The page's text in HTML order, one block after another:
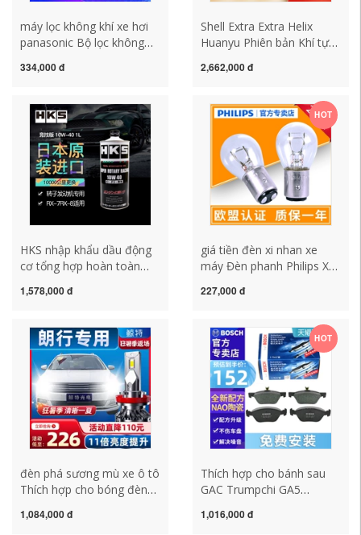
máy lọc không khí xe hơi
panasonic Bộ lọc không
lưới lọc không khí Mazda 6
B70 B90 may loc khong
khi xe hoi lọc không khí xe
hơi xiaomi
334,000 đ
Shell Extra Extra Helix
Huanyu Phiên bản Khí tự
toàn Dầu ô tô 0W-20 4L
moto 10w40 nhớt
silkolene 10w40
2,662,000 đ
HKS nhập khẩu dầu động
cơ tổng hợp hoàn toàn
cho động cơ quay RX-7
dầu máy
1,578,000 đ
HOT
giá tiền đèn xi nhan xe
máy Đèn phanh Philips X-
Liwei Qashqai Sunshine
đèn đuôi sau đèn xi nhan
exciter 150 xi nhan winner
x zin
227,000 đ
đèn phá sương mù xe ô tô
Thích hợp cho bóng đèn
Volkswagen Langxing LED
1,084,000 đ
HOT
Thích hợp cho bánh sau
GAC Trumpchi GA5
bánh sau da ma sát Má
1,016,000 đ